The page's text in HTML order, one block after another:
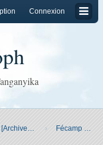
Connexion
[Archives] Réunions-Bourses Fécamp 2016